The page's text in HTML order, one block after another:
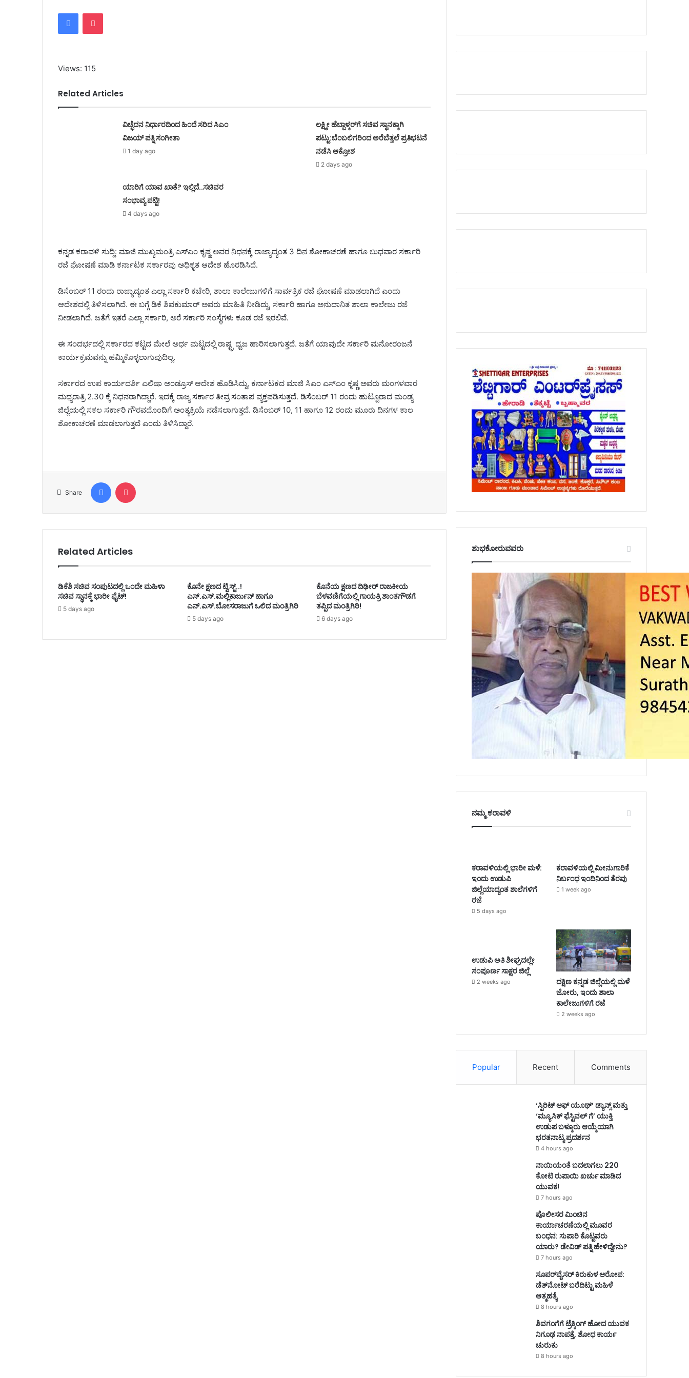
FacebookPocket
Views: 115
Related Articles
ವಿಚ್ಛೆದನ ನಿರ್ಧಾರದಿಂದ ಹಿಂದೆ ಸರಿದ ಸಿಎಂ
ವಿಜಯ್ ಪತ್ನಿ ಸಂಗೀತಾ
1 day ago
ಲಕ್ಷ್ಮೀ ಹೆಬ್ಬಾಳ್ಕರ್‌ಗೆ ಸಚಿವ ಸ್ಥಾನಕ್ಕಾಗಿ
ಪಟ್ಟು:ಬೆಂಬಲಿಗರಿಂದ ಅರೆಬೆತ್ತಲೆ ಪ್ರತಿಭಟನೆ
ನಡೆಸಿ ಆಕ್ರೋಶ
2 days ago
ಯಾರಿಗೆ ಯಾವ ಖಾತೆ? ಇಲ್ಲಿದೆ..ಸಚಿವರ
ಸಂಭಾವ್ಯ ಪಟ್ಟಿ!
4 days ago
ಕನ್ನಡ ಕರಾವಳಿ ಸುದ್ದಿ: ಮಾಜಿ ಮುಖ್ಯಮಂತ್ರಿ ಎಸ್‌ಎಂ ಕೃಷ್ಣ ಅವರ ನಿಧನಕ್ಕೆ ರಾಜ್ಯಾದ್ಯಂತ 3 ದಿನ ಶೋಕಾಚರಣೆ ಹಾಗೂ ಬುಧವಾರ ಸರ್ಕಾರಿ
ರಜೆ ಘೋಷಣೆ ಮಾಡಿ ಕರ್ನಾಟಕ ಸರ್ಕಾರವು ಅಧಿಕೃತ ಆದೇಶ ಹೊರಡಿಸಿದೆ.
ಡಿಸೆಂಬರ್‌ 11 ರಂದು ರಾಜ್ಯಾದ್ಯಂತ ಎಲ್ಲಾ ಸರ್ಕಾರಿ ಕಚೇರಿ, ಶಾಲಾ ಕಾಲೇಜುಗಳಿಗೆ ಸಾರ್ವತ್ರಿಕ ರಜೆ ಘೋಷಣೆ ಮಾಡಲಾಗಿದೆ ಎಂದು
ಆದೇಶದಲ್ಲಿ ತಿಳಿಸಲಾಗಿದೆ. ಈ ಬಗ್ಗೆ ಡಿಕೆ ಶಿವಕುಮಾರ್‌ ಅವರು ಮಾಹಿತಿ ನೀಡಿದ್ದು, ಸರ್ಕಾರಿ ಹಾಗೂ ಅನುದಾನಿತ ಶಾಲಾ ಕಾಲೇಜು ರಜೆ
ನೀಡಲಾಗಿದೆ. ಜತೆಗೆ ಇತರೆ ಎಲ್ಲಾ ಸರ್ಕಾರಿ, ಅರೆ ಸರ್ಕಾರಿ ಸಂಸ್ಥೆಗಳು ಕೂಡ ರಜೆ ಇರಲಿವೆ.
ಈ ಸಂದರ್ಭದಲ್ಲಿ ಸರ್ಕಾರದ ಕಟ್ಟದ ಮೇಲೆ ಅರ್ಧ ಮಟ್ಟದಲ್ಲಿ ರಾಷ್ಟ್ರ ಧ್ವಜ ಹಾರಿಸಲಾಗುತ್ತದೆ. ಜತೆಗೆ ಯಾವುದೇ ಸರ್ಕಾರಿ ಮನೋರಂಜನೆ
ಕಾರ್ಯಕ್ರಮವನ್ನು ಹಮ್ಮಿಕೊಳ್ಳಲಾಗುವುದಿಲ್ಲ.
ಸರ್ಕಾರದ ಉಪ ಕಾರ್ಯದರ್ಶಿ ಎಲಿಷಾ ಅಂಡ್ರೂಸ್‌ ಆದೇಶ ಹೊಡಿಸಿದ್ದು, ಕರ್ನಾಟಕದ ಮಾಜಿ ಸಿಎಂ ಎಸ್‌ಎಂ ಕೃಷ್ಣ ಅವರು ಮಂಗಳವಾರ
ಮಧ್ಯರಾತ್ರಿ 2.30 ಕ್ಕೆ ನಿಧನರಾಗಿದ್ದಾರೆ. ಇದಕ್ಕೆ ರಾಜ್ಯ ಸರ್ಕಾರ ತೀವ್ರ ಸಂತಾಪ ವ್ಯಕ್ತಪಡಿಸುತ್ತದೆ. ಡಿಸೆಂಬರ್‌ 11 ರಂದು ಹುಟ್ಟೂರಾದ ಮಂಡ್ಯ
ಜಿಲ್ಲೆಯಲ್ಲಿ ಸಕಲ ಸರ್ಕಾರಿ ಗೌರವದೊಂದಿಗೆ ಅಂತ್ಯಕ್ರಿಯೆ ನಡೆಸಲಾಗುತ್ತದೆ. ಡಿಸೆಂಬರ್‌ 10, 11 ಹಾಗೂ 12 ರಂದು ಮೂರು ದಿನಗಳ ಕಾಲ
ಶೋಕಾಚರಣೆ ಮಾಡಲಾಗುತ್ತದೆ ಎಂದು ತಿಳಿಸಿದ್ದಾರೆ.
Share
Facebook
Related Articles
ಡಿಕೆಶಿ ಸಚಿವ ಸಂಪುಟದಲ್ಲಿ ಒಂದೇ ಮಹಿಳಾ
ಸಚಿವ ಸ್ಥಾನಕ್ಕೆ ಭಾರೀ ಫೈಟ್!
5 days ago
ಕೊನೇ ಕ್ಷಣದ ಟ್ವಿಸ್ಟ್..!
ಎಸ್.ಎಸ್.ಮಲ್ಲಿಕಾರ್ಜುನ್ ಹಾಗೂ
ಎನ್.ಎಸ್.ಬೋಸರಾಜುಗೆ ಒಲಿದ ಮಂತ್ರಿಗಿರಿ
5 days ago
ಕೊನೆಯ ಕ್ಷಣದ ದಿಢೀರ್ ರಾಜಕೀಯ
ಬೆಳವಣಿಗೆಯಲ್ಲಿ ಗಾಯತ್ರಿ ಶಾಂತಗೌಡಗೆ
ತಪ್ಪಿದ ಮಂತ್ರಿಗಿರಿ!
6 days ago
ಶುಭಕೋರುವವರು
ನಮ್ಮ ಕರಾವಳಿ
ಕರಾವಳಿಯಲ್ಲಿ ಭಾರೀ ಮಳೆ:
ಇಂದು ಉಡುಪಿ
ಜಿಲ್ಲೆಯಾದ್ಯಂತ ಶಾಲೆಗಳಿಗೆ
ರಜೆ
5 days ago
ಕರಾವಳಿಯಲ್ಲಿ ಮೀನುಗಾರಿಕೆ
ನಿರ್ಬಂಧ ಇಂದಿನಿಂದ ತೆರವು
1 week ago
ಉಡುಪಿ ಅತಿ ಶೀಘ್ರದಲ್ಲೇ
ಸಂಪೂರ್ಣ ಸಾಕ್ಷರ ಜಿಲ್ಲೆ
2 weeks ago
ದಕ್ಷಿಣ ಕನ್ನಡ ಜಿಲ್ಲೆಯಲ್ಲಿ ಮಳೆ
ಜೋರು, ಇಂದು ಶಾಲಾ
ಕಾಲೇಜುಗಳಿಗೆ ರಜೆ
2 weeks ago
Popular Recent Comments
‘ಸ್ಪಿರಿಟ್ ಆಫ್ ಯೂಥ್’ ಡ್ಯಾನ್ಸ್ ಮತ್ತು
‘ಮ್ಯೂಸಿಕ್ ಫೆಸ್ಟಿವಲ್ ಗೆ’ ಯುಕ್ತಿ
ಉಡುಪ ಬಳ್ಕೂರು ಆಯ್ಕೆಯಾಗಿ
ಭರತನಾಟ್ಯ ಪ್ರದರ್ಶನ
4 hours ago
ನಾಯಿಯಂತೆ ಬದಲಾಗಲು 220
ಕೋಟಿ ರುಪಾಯಿ ಖರ್ಚು ಮಾಡಿದ
ಯುವಕ!
7 hours ago
ಪೊಲೀಸರ ಮಿಂಚಿನ
ಕಾರ್ಯಾಚರಣೆಯಲ್ಲಿ ಮೂವರ
ಬಂಧನ: ಸುಪಾರಿ ಕೊಟ್ಟವರು
ಯಾರು? ಡೇವಿಡ್ ಪತ್ನಿ ಹೇಳಿದ್ದೇನು?
7 hours ago
ಸೂಪರ್‌ವೈಸರ್‌ ಕಿರುಕುಳ ಆರೋಪ:
ಡೆತ್‌ನೋಟ್‌ ಬರೆದಿಟ್ಟು ಮಹಿಳೆ
ಆತ್ಮಹತ್ಯೆ
8 hours ago
ಶಿವಗಂಗೆಗೆ ಟ್ರೆಕ್ಕಿಂಗ್‌ ಹೋದ ಯುವಕ
ನಿಗೂಢ ನಾಪತ್ತೆ, ಶೋಧ ಕಾರ್ಯ
ಚುರುಕು
8 hours ago